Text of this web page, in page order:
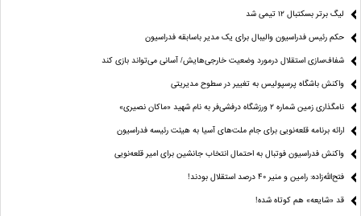
لیگ برتر بسکتبال ۱۲ تیمی شد
حکم رئیس فدراسیون والیبال برای یک مدیر باسابقه فدراسیون
شفاف‌سازی استقلال درمورد وضعیت خارجی‌هایش/ آسانی می‌تواند بازی کند
واکنش باشگاه پرسپولیس به تغییر در سطوح مدیریتی
نامگذاری زمین شماره ۲ ورزشگاه درفشی‌فر به نام شهید «ماکان نصیری»
ارائه برنامه‌ قلعه‌نویی برای جام ملت‌های آسیا به هیئت رئیسه فدراسیون
واکنش فدراسیون فوتبال به احتمال انتخاب جانشین برای امیر قلعه‌نویی
فتح‌الله‌زاده: رامین و منیر 40 درصد استقلال بودند!
قد «شایعه» هم کوتاه شده!